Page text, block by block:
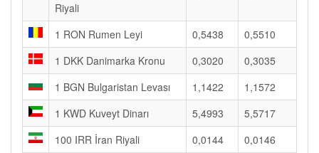
Riyali
1 RON Rumen Leyi 0,5438
0,5510
1 DKK Danimarka Kronu
0,3020
0,3035
1 BGN Bulgaristan Levası
1,1422
1,1572
1 KWD Kuveyt Dinarı
5,4993
5,5717
100 IRR İran Riyali
0,0144 0,0146